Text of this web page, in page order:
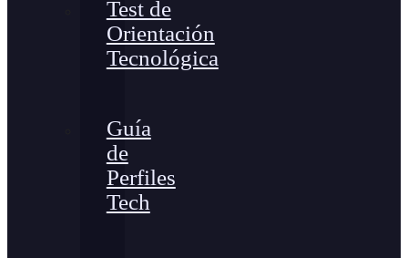
Test de
Orientación
Tecnológica
Guía
de
Perfiles
Tech